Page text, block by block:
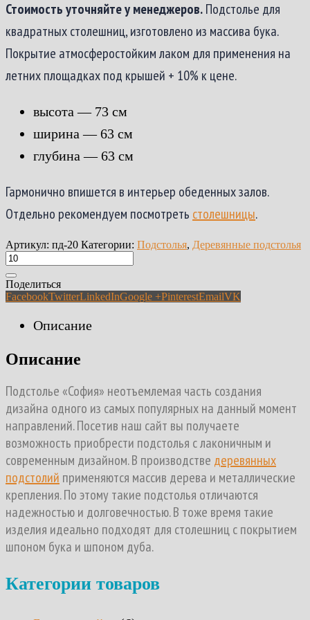
Стоимость уточняйте у менеджеров.Подстолье для
квадратных столешниц, изготовлено из массива бука.
Покрытие атмосферостойким лаком для применения на
летних площадках под крышей + 10% к цене.
высота — 73 см
ширина — 63 см
глубина — 63 см
Гармонично впишется в интерьер обеденных залов.
Отдельно рекомендуем посмотреть столешницы.
Артикул: пд-20 Категории: Подстолья, Деревянные подстолья
Поделиться
FacebookTwitterLinkedInGoogle +PinterestEmailVK
Описание
Описание
Подстолье «София» неотъемлемая часть создания
дизайна одного из самых популярных на данный момент
направлений. Посетив наш сайт вы получаете
возможность приобрести подстолья с лаконичным и
современным дизайном. В производстве деревянных
подстолий применяются массив дерева и металлические
крепления. По этому такие подстолья отличаются
надежностью и долговечностью. В тоже время такие
изделия идеально подходят для столешниц с покрытием
шпоном бука и шпоном дуба.
Категории товаров